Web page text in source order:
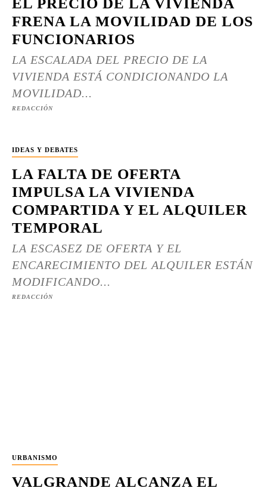
EL PRECIO DE LA VIVIENDA
FRENA LA MOVILIDAD DE LOS
FUNCIONARIOS
LA ESCALADA DEL PRECIO DE LA
VIVIENDA ESTÁ CONDICIONANDO LA
MOVILIDAD...
REDACCIÓN
IDEAS Y DEBATES
LA FALTA DE OFERTA
IMPULSA LA VIVIENDA
COMPARTIDA Y EL ALQUILER
TEMPORAL
LA ESCASEZ DE OFERTA Y EL
ENCARECIMIENTO DEL ALQUILER ESTÁN
MODIFICANDO...
REDACCIÓN
URBANISMO
VALGRANDE ALCANZA EL